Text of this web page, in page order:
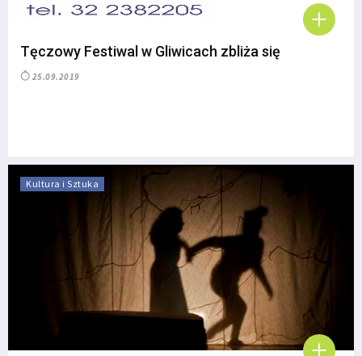
Tęczowy Festiwal w Gliwicach zbliża się
25.09.2019
Kultura i Sztuka